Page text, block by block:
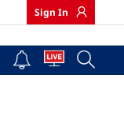
Sign In